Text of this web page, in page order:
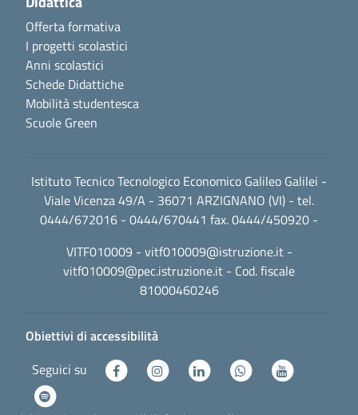
Offerta formativa
I progetti scolastici
Anni scolastici
Schede Didattiche
Mobilità studentesca
Scuole Green
Istituto Tecnico Tecnologico Economico Galileo Galilei -
Viale Vicenza 49/A - 36071 ARZIGNANO (VI) - tel.
0444/672016 - 0444/670441 fax. 0444/450920 -
VITF010009 - vitf010009@istruzione.it-
vitf010009@pec.istruzione.it - Cod. fiscale
81000460246
Obiettivi di accessibilità
Seguici su